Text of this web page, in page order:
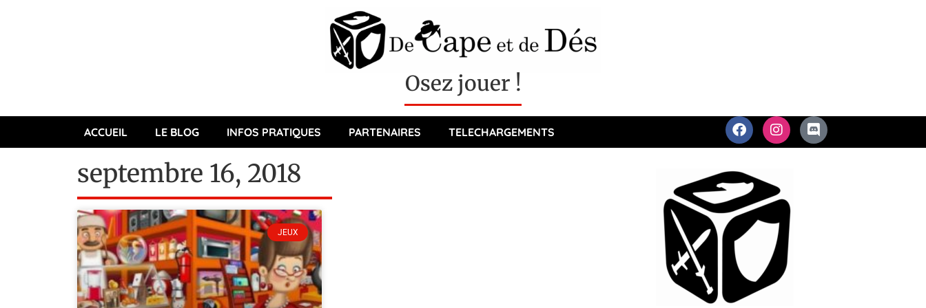
Osez jouer !
ACCUEIL LE BLOG INFOS PRATIQUES PARTENAIRES TELECHARGEMENTS
septembre 16, 2018
JEUX